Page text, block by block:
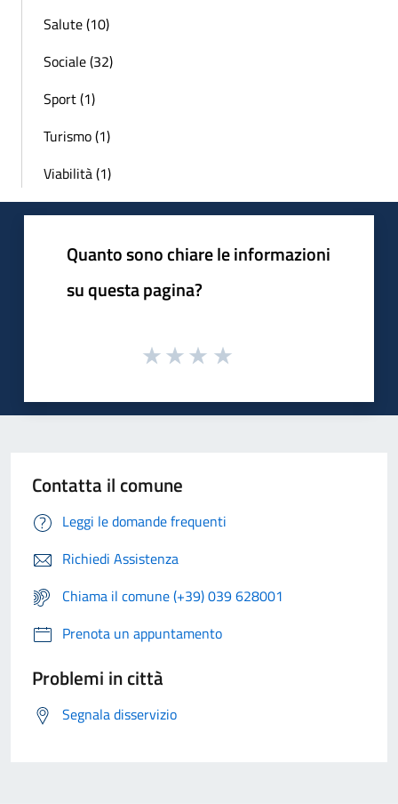
Salute (10)
Sociale (32)
Sport (1)
Turismo (1)
Viabilità (1)
Quanto sono chiare le informazioni
su questa pagina?
Contatta il comune
Leggi le domande frequenti
Richiedi Assistenza
Chiama il comune (+39) 039 628001
Prenota un appuntamento
Problemi in città
Segnala disservizio